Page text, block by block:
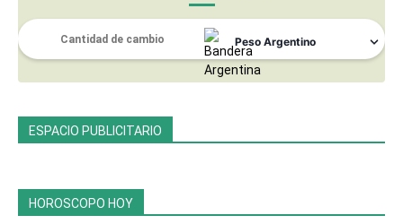
ESPACIO PUBLICITARIO
HOROSCOPO HOY